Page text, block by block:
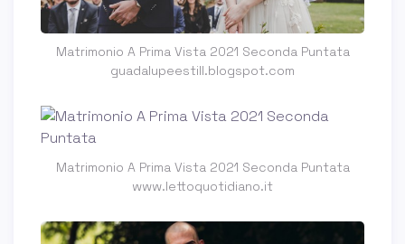
Matrimonio A Prima Vista 2021 Seconda Puntata
guadalupeestill.blogspot.com
Matrimonio A Prima Vista 2021 Seconda Puntata
www.lettoquotidiano.it